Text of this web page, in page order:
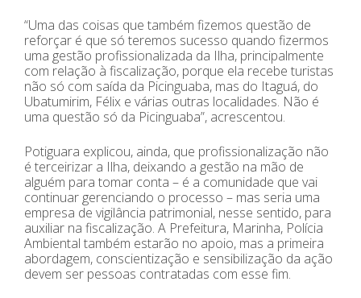
“Uma das coisas que também fizemos questão de
reforçar é que só teremos sucesso quando fizermos
uma gestão profissionalizada da Ilha, principalmente
com relação à fiscalização, porque ela recebe turistas
não só com saída da Picinguaba, mas do Itaguá, do
Ubatumirim, Félix e várias outras localidades. Não é
uma questão só da Picinguaba”, acrescentou.
Potiguara explicou, ainda, que profissionalização não
é terceirizar a Ilha, deixando a gestão na mão de
alguém para tomar conta – é a comunidade que vai
continuar gerenciando o processo – mas seria uma
empresa de vigilância patrimonial, nesse sentido, para
auxiliar na fiscalização. A Prefeitura, Marinha, Polícia
Ambiental também estarão no apoio, mas a primeira
abordagem, conscientização e sensibilização da ação
devem ser pessoas contratadas com esse fim.